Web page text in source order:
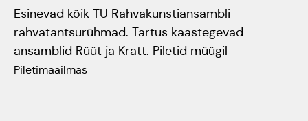
galakontsert
Vanemuise
Anne
Masing-
Luik
Esinevad kõik TÜ Rahvakunstiansambli
rahvatantsurühmad. Tartus kaastegevad
ansamblid Rüüt ja Kratt. Piletid müügil
Piletimaailmas